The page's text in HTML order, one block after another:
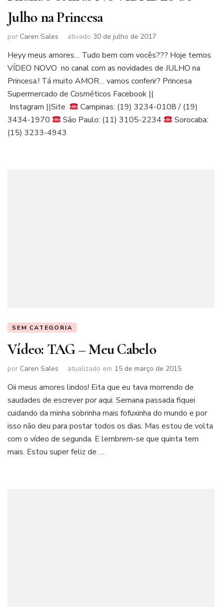
Julho na Princesa
por Caren Sales ativado 30 de julho de 2017
Heyy meus amores… Tudo bem com vocês??? Hoje temos
VÍDEO NOVO no canal com as novidades de JULHO na
Princesa.! Tá muito AMOR… vamos conferir? Princesa
Supermercado de Cosméticos Facebook ||
Instagram ||Site
Campinas: (19) 3234-0108 / (19)
3434-1970
São Paulo: (11) 3105-2234
Sorocaba:
(15) 3233-4943
SEM CATEGORIA
Vídeo: TAG – Meu Cabelo
por Caren Sales atualizado em 15 de março de 2015
Oii meus amores lindos! Eita que eu tava morrendo de
saudades de escrever por aqui. Semana passada fiquei
cuidando da minha sobrinha mais fofuxinha do mundo e por
isso não deu para postar todos os dias. Mas estou de volta
com o vídeo de segunda. E lembrem-se que quinta tem
mais. Estou super feliz de …